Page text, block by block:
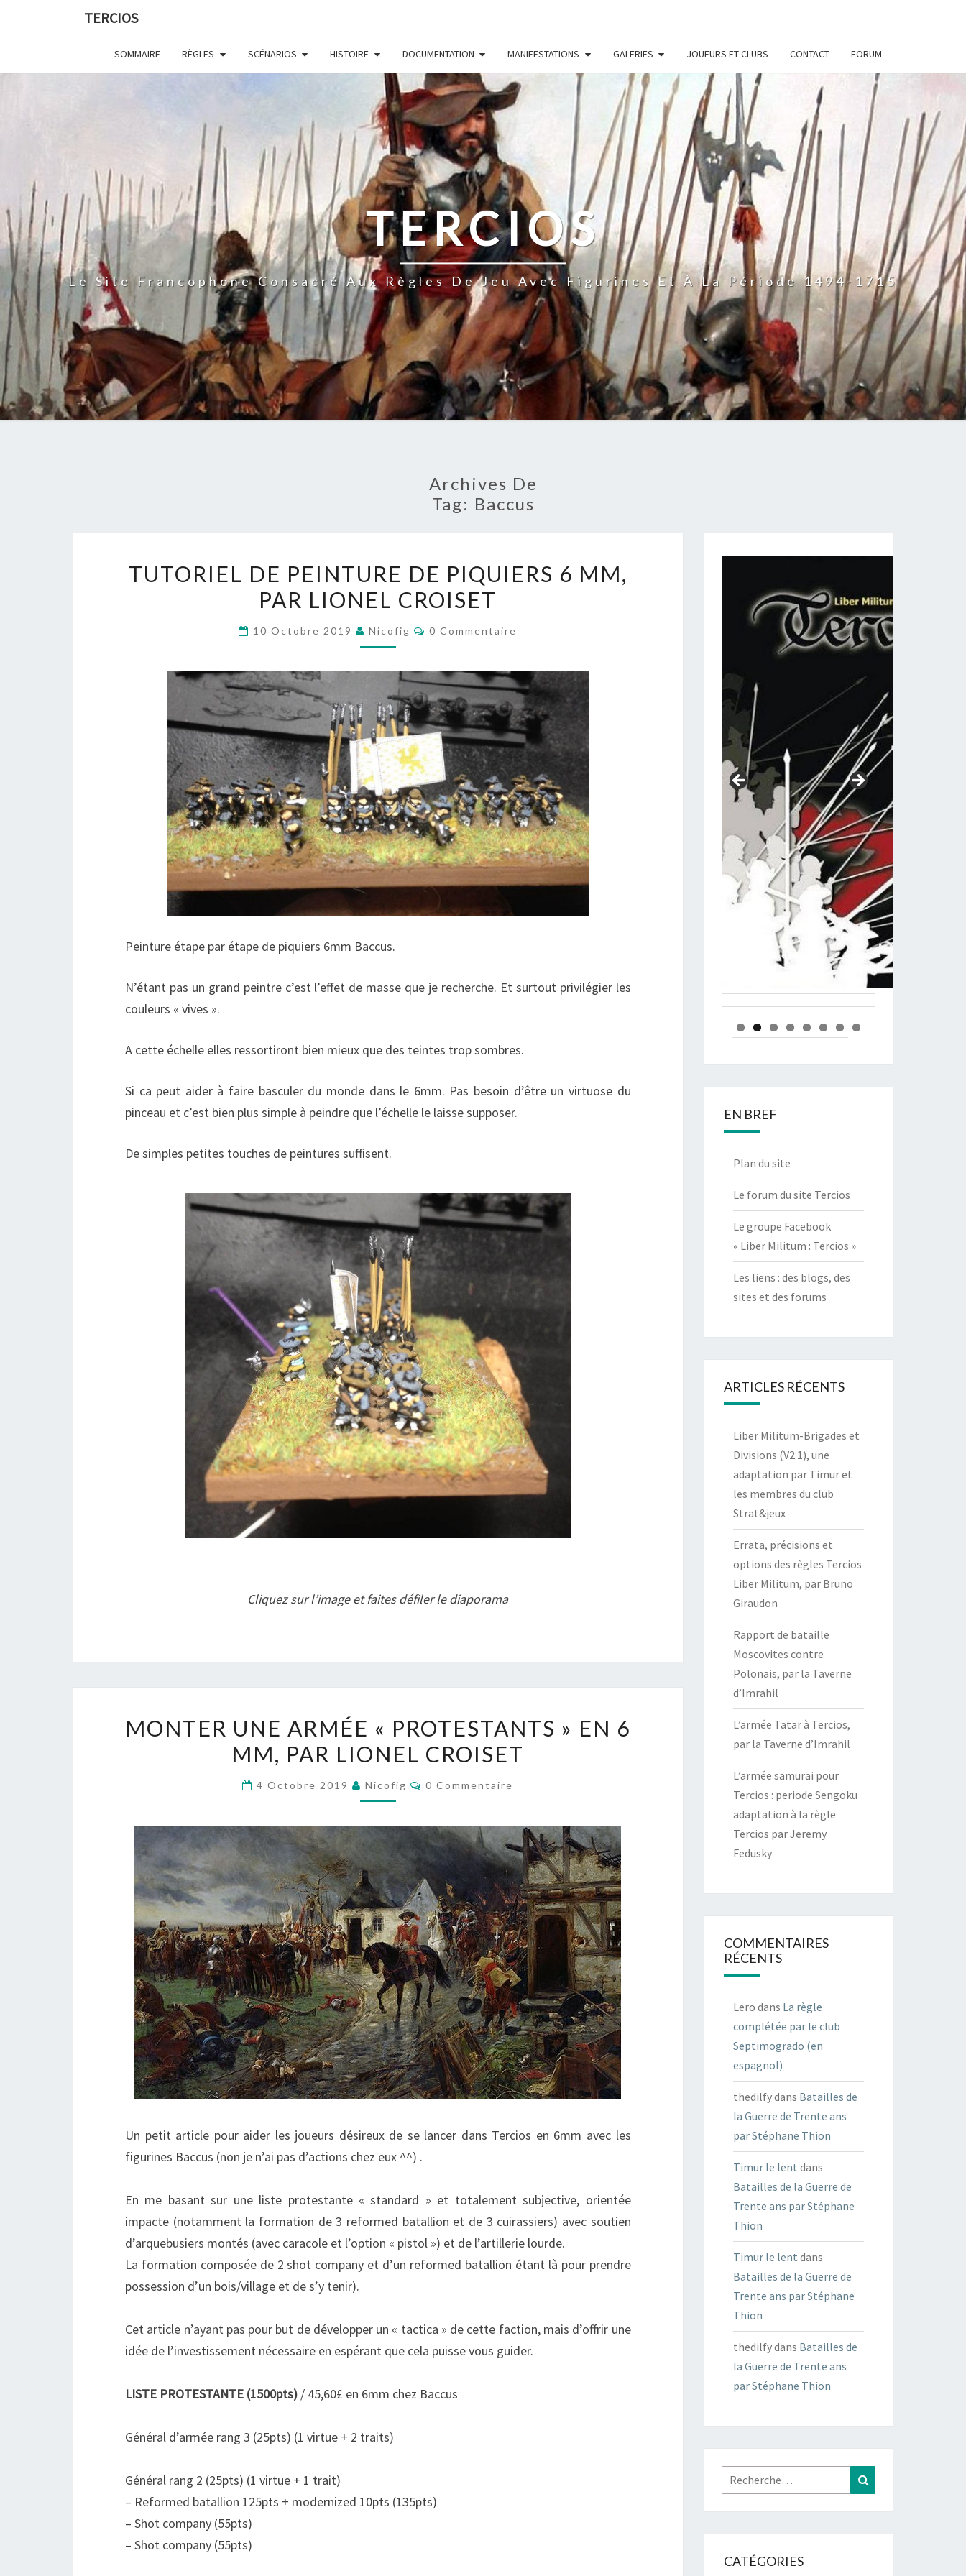
TERCIOS
SOMMAIRE RÈGLES SCÉNARIOS HISTOIRE DOCUMENTATION MANIFESTATIONS GALERIES JOUEURS ET CLUBS CONTACT FORUM
TERCIOS
Le Site Francophone Consacré Aux Règles De Jeu Avec Figurines Et À La Période 1494-1715
Archives De
Tag: Baccus
DE
PEINTURE
PIQUIERS
MM,
PAR
LIONEL
CROISET
TUTORIEL DE PEINTURE DE PIQUIERS 6 MM,
PAR LIONEL CROISET
10 Octobre 2019 Nicofig Commentaires
0 Commentaire
Peinture étape par étape de piquiers 6mm Baccus.
N’étant pas un grand peintre c’est l’effet de masse que je recherche. Et surtout privilégier les
couleurs « vives ».
A cette échelle elles ressortiront bien mieux que des teintes trop sombres.
Si ca peut aider à faire basculer du monde dans le 6mm. Pas besoin d’être un virtuose du
pinceau et c’est bien plus simple à peindre que l’échelle le laisse supposer.
De simples petites touches de peintures suffisent.
Cliquez sur l’image et faites défiler le diaporama
UNE
ARMÉE
EN
MM,
PAR
LIONEL
CROISET
MONTER UNE ARMÉE « PROTESTANTS » EN 6
MM, PAR LIONEL CROISET
4 Octobre 2019 Nicofig Commentaires
0 Commentaire
Un petit article pour aider les joueurs désireux de se lancer dans Tercios en 6mm avec les
figurines Baccus (non je n’ai pas d’actions chez eux ^^) .
En me basant sur une liste protestante « standard » et totalement subjective, orientée
impacte (notamment la formation de 3 reformed batallion et de 3 cuirassiers) avec soutien
d’arquebusiers montés (avec caracole et l’option « pistol ») et de l’artillerie lourde.
La formation composée de 2 shot company et d’un reformed batallion étant là pour prendre
possession d’un bois/village et de s’y tenir).
Cet article n’ayant pas pour but de développer un « tactica » de cette faction, mais d’offrir une
idée de l’investissement nécessaire en espérant que cela puisse vous guider.
LISTE PROTESTANTE (1500pts) / 45,60£ en 6mm chez Baccus
Général d’armée rang 3 (25pts) (1 virtue + 2 traits)
Général rang 2 (25pts) (1 virtue + 1 trait)
– Reformed batallion 125pts + modernized 10pts (135pts)
– Shot company (55pts)
– Shot company (55pts)
EN BREF
Plan du site
Le forum du site Tercios
Le groupe Facebook
« Liber Militum : Tercios »
Les liens : des blogs, des
sites et des forums
ARTICLES RÉCENTS
Liber Militum-Brigades et
Divisions (V2.1), une
adaptation par Timur et
les membres du club
Strat&jeux
Errata, précisions et
options des règles Tercios
Liber Militum, par Bruno
Giraudon
Rapport de bataille
Moscovites contre
Polonais, par la Taverne
d’Imrahil
L’armée Tatar à Tercios,
par la Taverne d’Imrahil
L’armée samurai pour
Tercios : periode Sengoku
adaptation à la règle
Tercios par Jeremy
Fedusky
COMMENTAIRES
RÉCENTS
Lero dans La règle
complétée par le club
Septimogrado (en
espagnol)
thedilfydans Batailles de
la Guerre de Trente ans
par Stéphane Thion
Timur le lent dans
Batailles de la Guerre de
Trente ans par Stéphane
Thion
Timur le lent dans
Batailles de la Guerre de
Trente ans par Stéphane
Thion
thedilfydans Batailles de
la Guerre de Trente ans
par Stéphane Thion
Rechercher :
CATÉGORIES